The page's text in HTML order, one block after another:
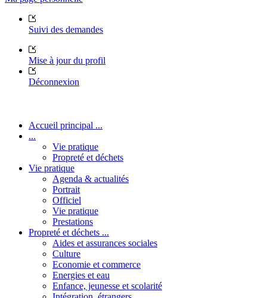
Suivi des demandes
Mise à jour du profil
Déconnexion
Accueil principal ...
...
Vie pratique
Propreté et déchets
Vie pratique
Agenda & actualités
Portrait
Officiel
Vie pratique
Prestations
Propreté et déchets ...
Aides et assurances sociales
Culture
Economie et commerce
Energies et eau
Enfance, jeunesse et scolarité